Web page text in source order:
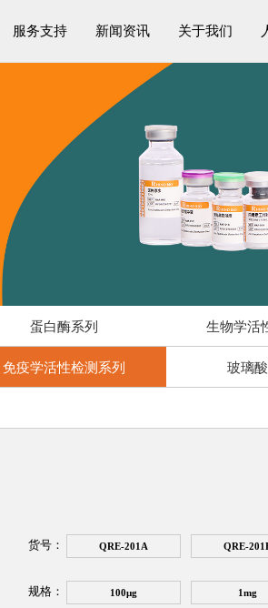
服务支持 新闻资讯 关于我们
蛋白酶系列 生物学活
免疫学活性检测系列 玻璃
货号： QRE-201A QRE-
规格： 100μg 1mg